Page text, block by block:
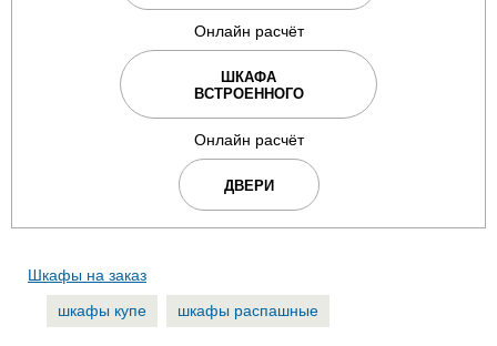
Онлайн расчёт
ШКАФА
ВСТРОЕННОГО
Онлайн расчёт
ДВЕРИ
Шкафы на заказ
шкафы купе
шкафы распашные